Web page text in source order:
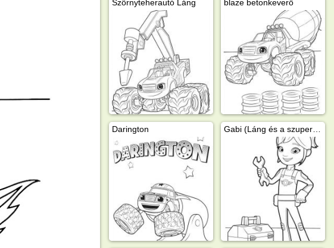
Szörnyteherautó Láng blaze betonkeverő
Darington Gabi (Láng és a szuperverdák)